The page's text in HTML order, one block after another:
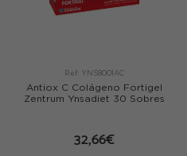
Ref: YNS8001AC
Antiox C Colágeno Fortigel
Zentrum Ynsadiet 30 Sobres
32,66€